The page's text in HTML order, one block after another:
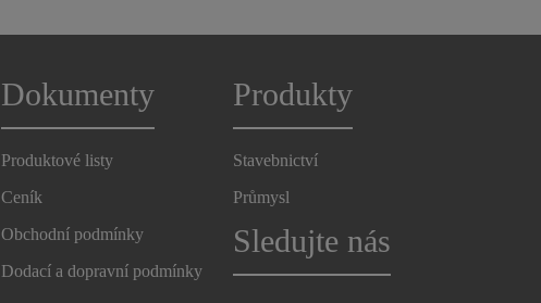
Dokumenty
Produktové listy
Ceník
Obchodní podmínky
Dodací a dopravní podmínky
Produkty
Stavebnictví
Průmysl
Sledujte nás